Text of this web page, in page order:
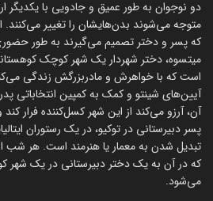
دو نوجوان به طور عمیق و جادویی با یکدیگر
متوجه می‌شوند بدن‌هایشان را تغییر می‌کنند.
که پسر و دختر تصمیم می‌گیرند به طور حضوری
میتسوه، دختر شهردار یک شهر کوچک
است که با خواهرش و مادربزرگش زندگی
آیین‌های شینتو و کمک به کمپین
آن، آرزو می‌کند از این شهر کسل‌کننده فرار
پسر دبیرستانی در توکیو، در یک رستوران
تبدیل شدن به معمار یا هنرمند است. هر
که در آن به یک دختر دبیرستانی در یک شهر
می‌شود.